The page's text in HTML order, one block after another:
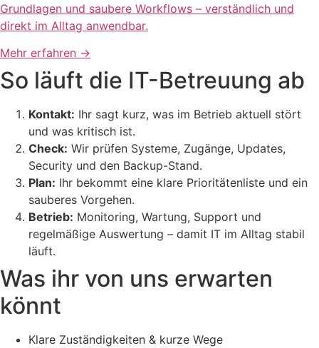
Grundlagen und saubere Workflows – verständlich und
direkt im Alltag anwendbar.
Mehr erfahren →
So läuft die IT-Betreuung ab
Kontakt: Ihr sagt kurz, was im Betrieb aktuell stört
und was kritisch ist.
Check: Wir prüfen Systeme, Zugänge, Updates,
Security und den Backup-Stand.
Plan: Ihr bekommt eine klare Prioritätenliste und ein
sauberes Vorgehen.
Betrieb: Monitoring, Wartung, Support und
regelmäßige Auswertung – damit IT im Alltag stabil
läuft.
Was ihr von uns erwarten
könnt
Klare Zuständigkeiten & kurze Wege